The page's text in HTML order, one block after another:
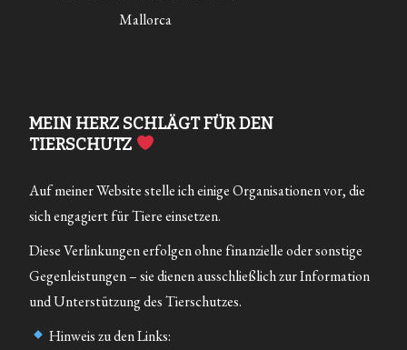
Mallorca
MEIN HERZ SCHLÄGT FÜR DEN
TIERSCHUTZ
Auf meiner Website stelle ich einige Organisationen vor, die
sich engagiert für Tiere einsetzen.
Diese Verlinkungen erfolgen ohne finanzielle oder sonstige
Gegenleistungen – sie dienen ausschließlich zur Information
und Unterstützung des Tierschutzes.
Hinweis zu den Links: